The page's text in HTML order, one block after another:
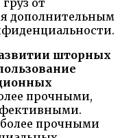
дополнительным
шторных
прочными,
прочными